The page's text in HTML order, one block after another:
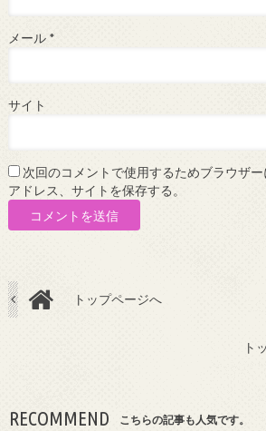
メール *
サイト
次回のコメントで使用するためブラウザ
アドレス、サイトを保存する。
トップページへ
ト
RECOMMEND こちらの記事も人気です。